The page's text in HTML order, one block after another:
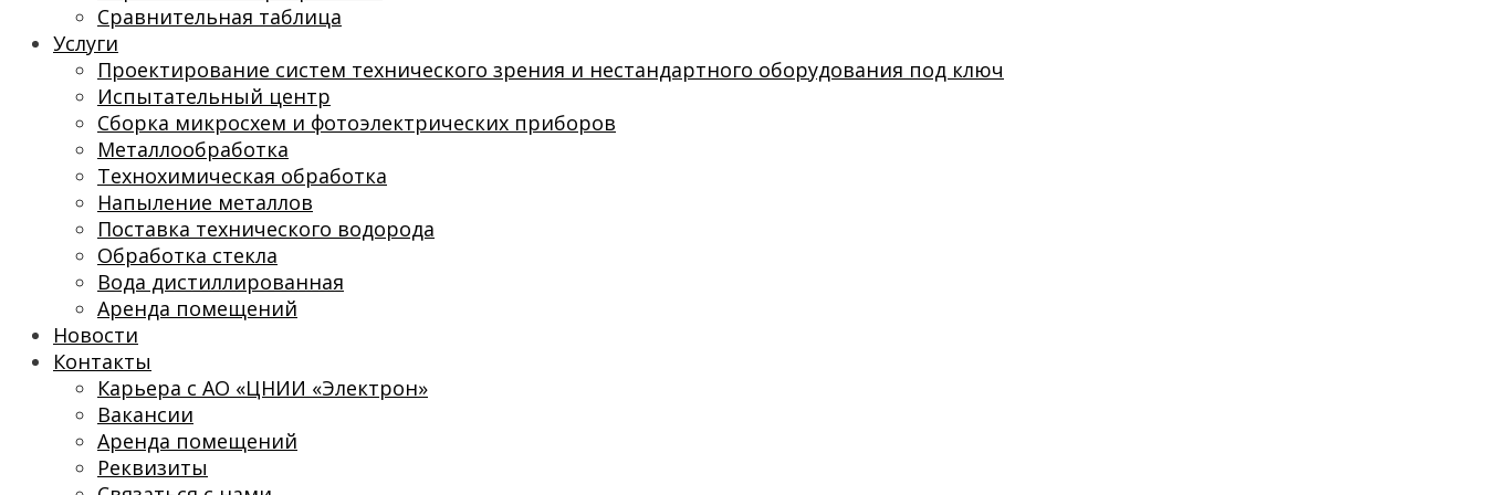
Сравнительная таблица
Услуги
Проектирование систем технического зрения и нестандартного оборудования под ключ
Испытательный центр
Сборка микросхем и фотоэлектрических приборов
Металлообработка
Технохимическая обработка
Напыление металлов
Поставка технического водорода
Обработка стекла
Вода дистиллированная
Аренда помещений
Новости
Контакты
Карьера с АО «ЦНИИ «Электрон»
Вакансии
Аренда помещений
Реквизиты